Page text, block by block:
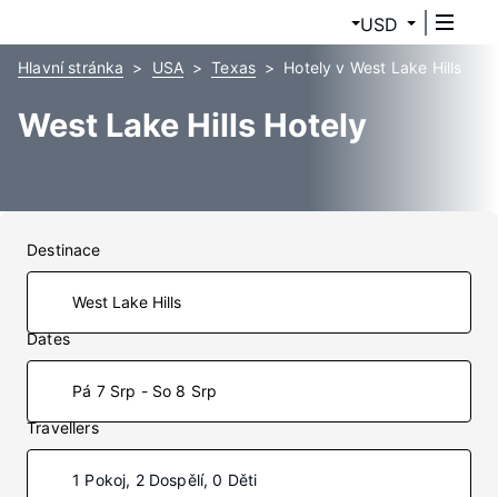
USD
Hlavní stránka USA Texas Hotely v West Lake Hills
West Lake Hills Hotely
Destinace
Dates
Pá 7 Srp - So 8 Srp
Travellers
1 Pokoj, 2 Dospělí, 0 Děti